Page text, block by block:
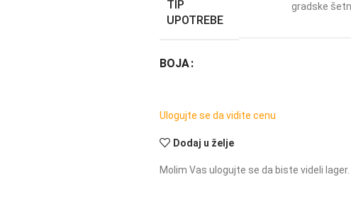
TIP
UPOTREBE
gradske
BOJA
Ulogujte se da vidite cenu
Dodaj u želje
Molim Vas ulogujte se da biste videli lager.